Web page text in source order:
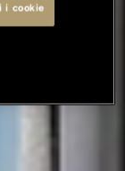
i cookie